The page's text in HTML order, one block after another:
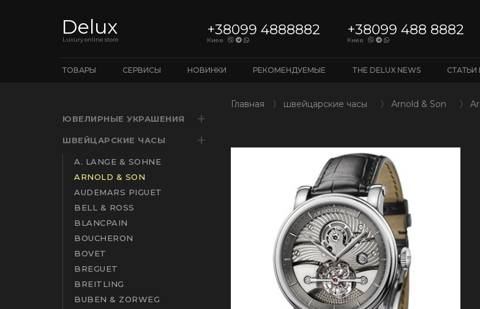
Delux
Luxury online store
+38099 4888882
Киев
+38099 488 8882
Киев
ТОВАРЫ СЕРВИСЫ НОВИНКИ РЕКОМЕНДУЕМЫЕ THE DELUX NEWS
ЮВЕЛИРНЫЕ УКРАШЕНИЯ
ШВЕЙЦАРСКИЕ ЧАСЫ
A. LANGE & SOHNE
ARNOLD & SON
AUDEMARS PIGUET
BELL & ROSS
BLANCPAIN
BOUCHERON
BOVET
BREGUET
BREITLING
BUBEN & ZORWEG
Главная 〉 швейцарские часы 〉 Arnold & Son 〉